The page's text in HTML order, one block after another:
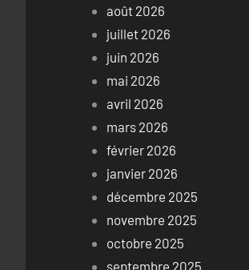
août 2026
juillet 2026
juin 2026
mai 2026
avril 2026
mars 2026
février 2026
janvier 2026
décembre 2025
novembre 2025
octobre 2025
septembre 2025